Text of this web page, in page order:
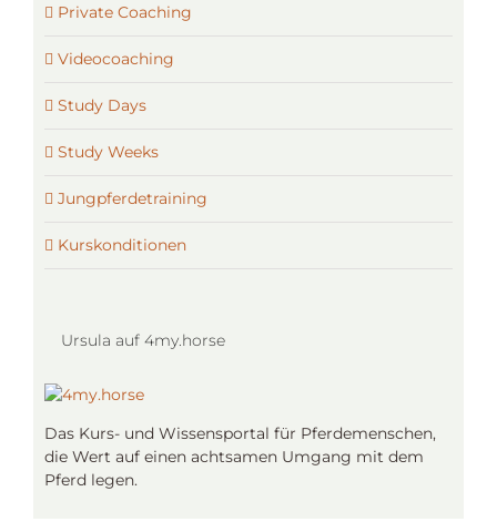
Private Coaching
Videocoaching
Study Days
Study Weeks
Jungpferdetraining
Kurskonditionen
Ursula auf 4my.horse
Das Kurs- und Wissensportal für Pferdemenschen,
die Wert auf einen achtsamen Umgang mit dem
Pferd legen.